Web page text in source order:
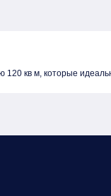
кв м, которые
с общей площадью